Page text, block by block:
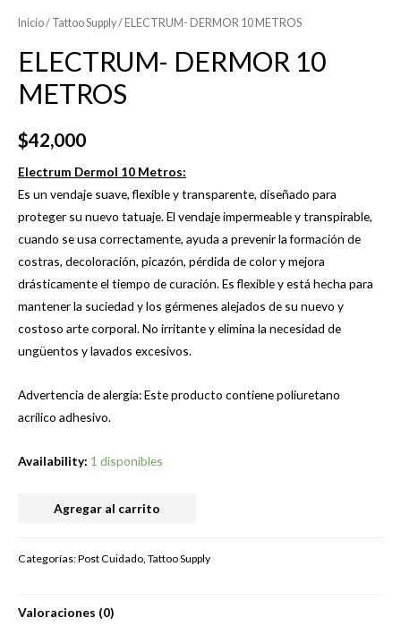
Inicio/ Tattoo Supply/ ELECTRUM- DERMOR 10 METROS
ELECTRUM- DERMOR 10
METROS
$42,000
Electrum Dermol 10 Metros:
Es un vendaje suave, flexible y transparente, diseñado para
proteger su nuevo tatuaje. El vendaje impermeable y transpirable,
cuando se usa correctamente, ayuda a prevenir la formación de
costras, decoloración, picazón, pérdida de color y mejora
drásticamente el tiempo de curación. Es flexible y está hecha para
mantener la suciedad y los gérmenes alejados de su nuevo y
costoso arte corporal. No irritante y elimina la necesidad de
ungüentos y lavados excesivos.
Advertencia de alergia: Este producto contiene poliuretano
acrílico adhesivo.
Availability: 1 disponibles
ELECTRUM-Agregar al carrito
Categorías:Post Cuidado, Tattoo Supply
Valoraciones (0)